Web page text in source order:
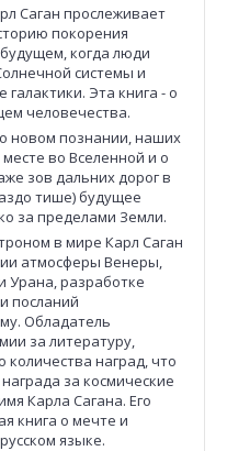
Саган прослеживает
покорения
когда люди
системы и
галактики. Эта книга - о
человечества.
новом познании, наших
во Вселенной и о
зов дальних дорог в
тише) будущее
за пределами Земли.
в мире Карл Саган
атмосферы Венеры,
Урана, разработке
посланий
Обладатель
за литературу,
количества наград, что
за космические
Карла Сагана. Его
книга о мечте и
языке.